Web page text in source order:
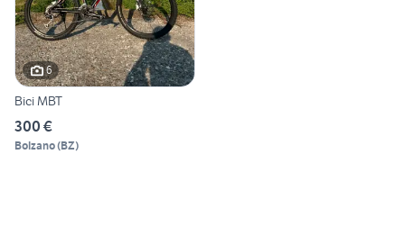
6
Bici MBT
300 €
Bolzano(BZ)